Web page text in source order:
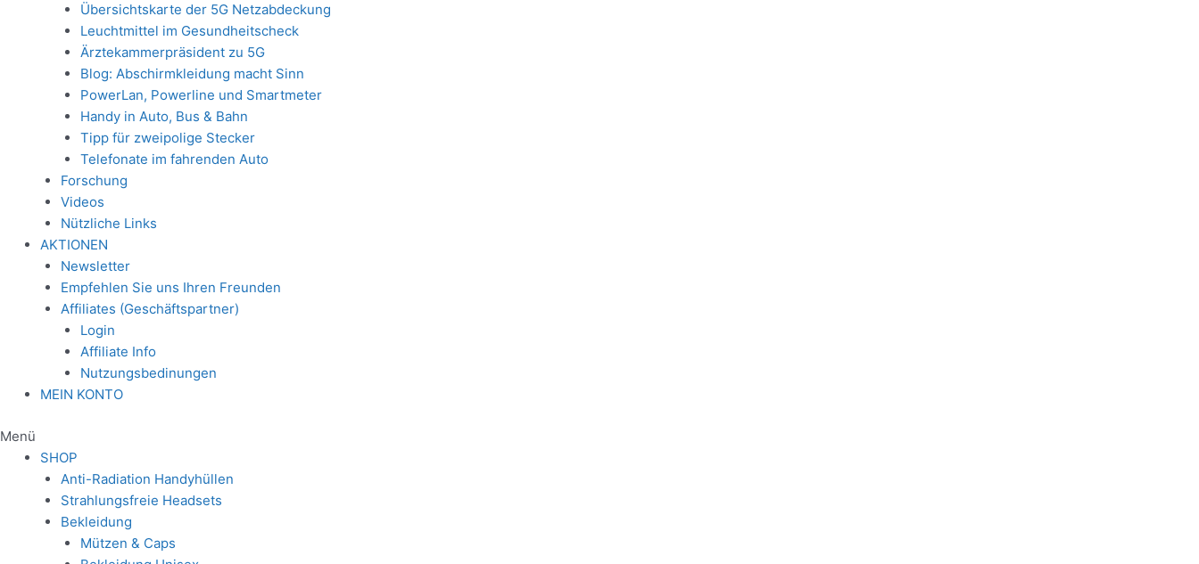
Übersichtskarte der 5G Netzabdeckung
Leuchtmittel im Gesundheitscheck
Ärztekammerpräsident zu 5G
Blog: Abschirmkleidung macht Sinn
PowerLan, Powerline und Smartmeter
Handy in Auto, Bus & Bahn
Tipp für zweipolige Stecker
Telefonate im fahrenden Auto
Forschung
Videos
Nützliche Links
AKTIONEN
Newsletter
Empfehlen Sie uns Ihren Freunden
Affiliates (Geschäftspartner)
Login
Affiliate Info
Nutzungsbedinungen
MEIN KONTO
Menü
SHOP
Anti-Radiation Handyhüllen
Strahlungsfreie Headsets
Bekleidung
Mützen & Caps